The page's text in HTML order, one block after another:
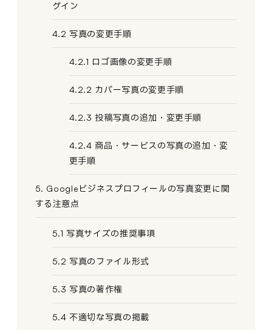
グイン
4.2 写真の変更手順
4.2.1 ロゴ画像の変更手順
4.2.2 カバー写真の変更手順
4.2.3 投稿写真の追加・変更手順
4.2.4 商品・サービスの写真の追加・変
更手順
5. Googleビジネスプロフィールの写真変更に関
する注意点
5.1 写真サイズの推奨事項
5.2 写真のファイル形式
5.3 写真の著作権
5.4 不適切な写真の掲載